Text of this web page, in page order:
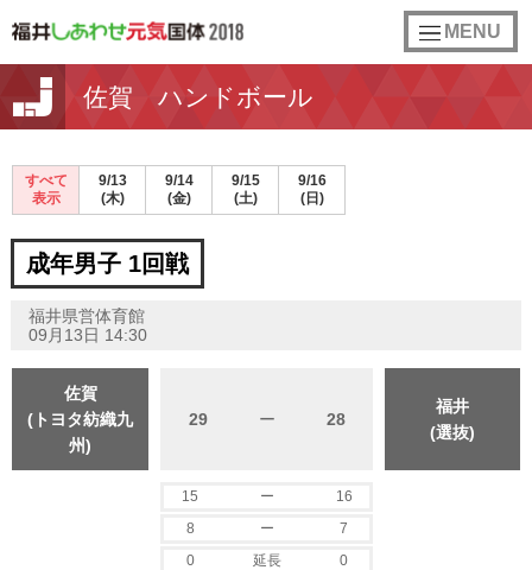
toggle
navigation
MENU
佐賀 ハンドボール
すべて
表示
9/13
(木)
9/14
(金)
9/15
(土)
9/16
(日)
成年男子 1回戦
福井県営体育館
09月13日 14:30
佐賀
(トヨタ紡織九
州)
29 ー 28
福井
(選抜)
15 ー
16
8
ー
7
0
延長
0